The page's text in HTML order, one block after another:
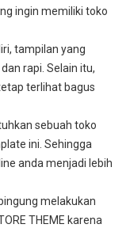
ingin memiliki toko
tampilan yang
rapi. Selain itu,
terlihat bagus
sebuah toko
ini. Sehingga
anda menjadi lebih
melakukan
THEME karena